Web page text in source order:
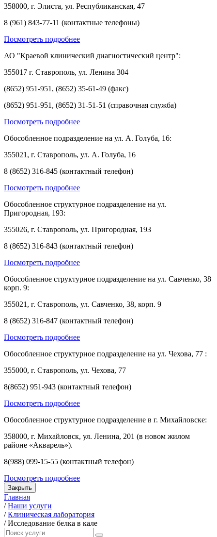
358000, г. Элиста, ул. Республиканская, 47
8 (961) 843-77-11 (контактные телефоны)
Посмотреть подробнее
АО "Краевой клинический диагностический центр":
355017 г. Ставрополь, ул. Ленина 304
(8652) 951-951, (8652) 35-61-49 (факс)
(8652) 951-951, (8652) 31-51-51 (справочная служба)
Посмотреть подробнее
Обособленное подразделение на ул. А. Голуба, 16:
355021, г. Ставрополь, ул. А. Голуба, 16
8 (8652) 316-845 (контактный телефон)
Посмотреть подробнее
Обособленное структурное подразделение на ул.
Пригородная, 193:
355026, г. Ставрополь, ул. Пригородная, 193
8 (8652) 316-843 (контактный телефон)
Посмотреть подробнее
Обособленное структурное подразделение на ул. Савченко, 38
корп. 9:
355021, г. Ставрополь, ул. Савченко, 38, корп. 9
8 (8652) 316-847 (контактный телефон)
Посмотреть подробнее
Обособленное структурное подразделение на ул. Чехова, 77 :
355000, г. Ставрополь, ул. Чехова, 77
8(8652) 951-943 (контактный телефон)
Посмотреть подробнее
Обособленное структурное подразделение в г. Михайловске:
358000, г. Михайловск, ул. Ленина, 201 (в новом жилом
районе «Акварель»).
8(988) 099-15-55 (контактный телефон)
Посмотреть подробнее
Закрыть
Главная
/ Наши услуги
/ Клиническая лаборатория
/ Исследование белка в кале